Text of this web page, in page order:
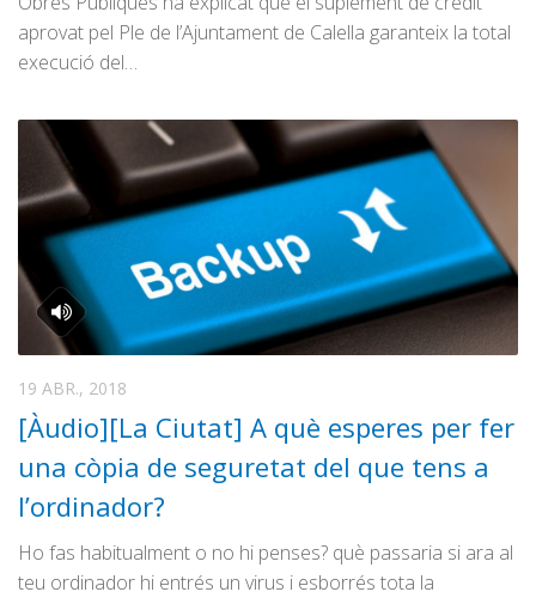
aprovat pel Ple de l’Ajuntament de Calella garanteix la total
execució del…
19 ABR., 2018
[Àudio][La Ciutat] A què esperes per fer
una còpia de seguretat del que tens a
l’ordinador?
Ho fas habitualment o no hi penses? què passaria si ara al
teu ordinador hi entrés un virus i esborrés tota la